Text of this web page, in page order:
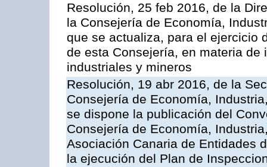
Resolución, 25 feb 2016, de la
la Consejería de Economía,
que se actualiza, para el ejercicio
de esta Consejería, en materia
industriales y mineros
Resolución, 19 abr 2016, de la
Consejería de Economía,
se dispone la publicación del
Consejería de Economía,
Asociación Canaria de Entidades
la ejecución del Plan de